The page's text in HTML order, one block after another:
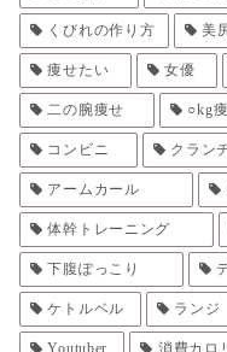
くびれの作り方 美
痩せたい 女優
二の腕痩せ ○kg
コンビニ クラン
アームカール
体幹トレーニング
下腹ぽっこり
ケトルベル ランジ
Youtuber 消費カロ